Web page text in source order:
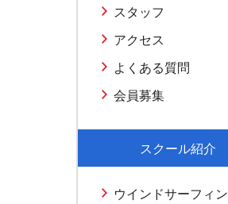
スタッフ
アクセス
よくある質問
会員募集
スクール紹介
ウインドサーフィン